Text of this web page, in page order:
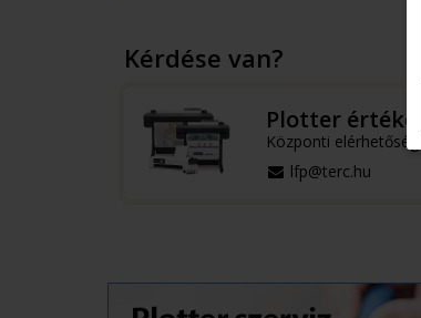
Kérdése van?
Plotter
Központi
lfp@terc.hu